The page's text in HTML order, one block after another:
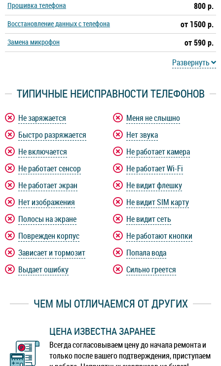
Прошивка телефона 800 р.
Восстановление данных с телефона от 1500 р.
Замена микрофон
от 590 р.
Развернуть
ТИПИЧНЫЕ НЕИСПРАВНОСТИ ТЕЛЕФОНОВ
Не заряжается
Быстро разряжается
Не включается
Не работает сенсор
Не работает экран
Нет изображения
Полосы на экране
Поврежден корпус
Зависает и тормозит
Выдает ошибку
Меня не слышно
Нет звука
Не работает камера
Не работает Wi-Fi
Не видит флешку
Не видит SIM карту
Не видит сеть
Не работают кнопки
Попала вода
Сильно греется
ЧЕМ МЫ ОТЛИЧАЕМСЯ ОТ ДРУГИХ
ЦЕНА ИЗВЕСТНА ЗАРАНЕЕ
Всегда согласовываем цену до начала ремонта и
только после вашего подтверждения, приступаем